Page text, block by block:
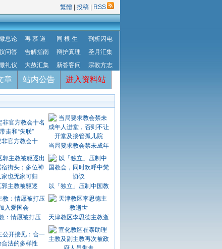
繁體 投稿 RSS
总论 再 慕 道 同 根 生
剖析闪电
问答 告解指南 辩护真理
圣月汇集
礼仪 大赦汇集 新答客问 宗教方志
章 站内公告 进入资料站
非官方教会十
当局要求教会禁未成年
主教被驱逐 以「独立」压制中国教
：情愿被打压 天津教区李思德主教逝